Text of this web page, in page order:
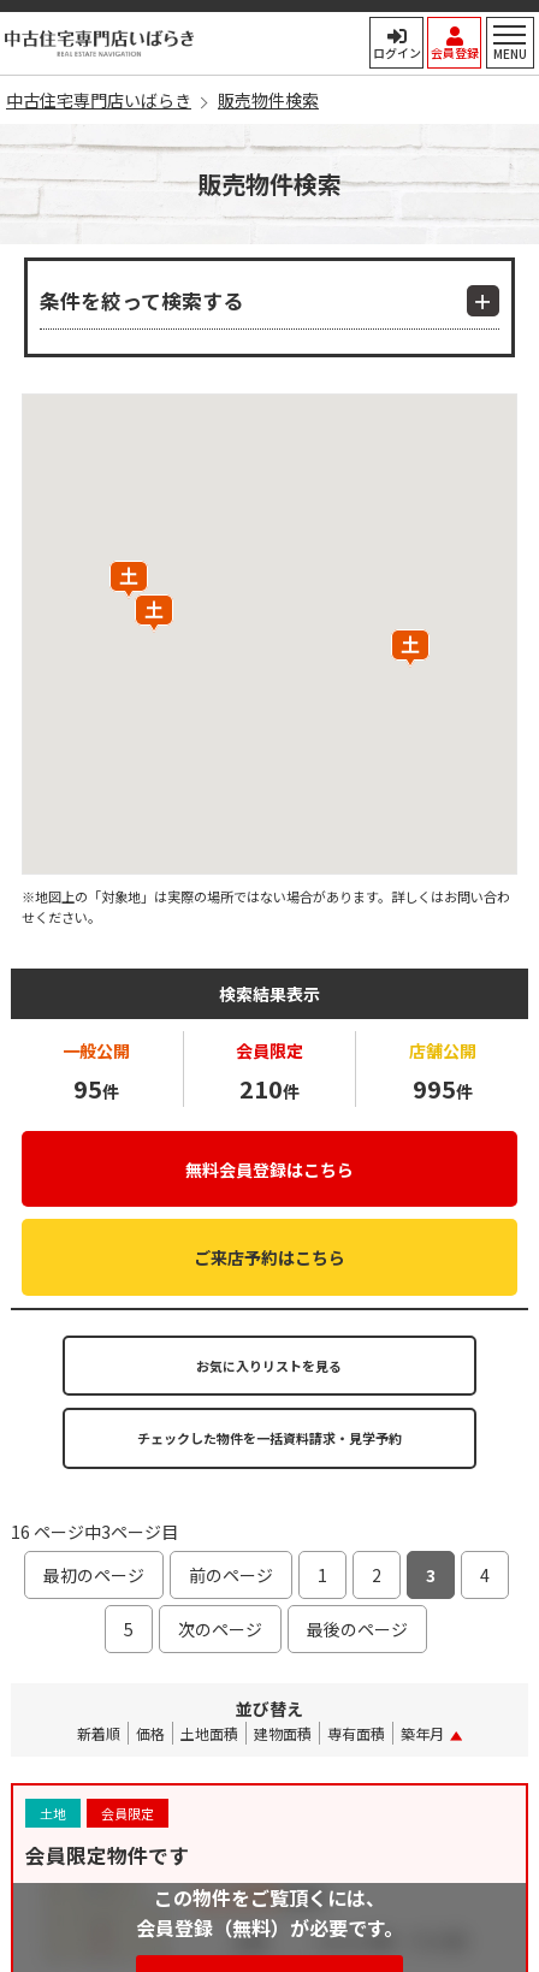
中古住宅専門店いばらき
ログイン 会員登録 MENU
中古住宅専門店いばらき 販売物件検索
販売物件検索
条件を絞って検索する
※地図上の「対象地」は実際の場所ではない場合があります。詳しくはお問い合わ
せください。
検索結果表示
一般公開
95件
会員限定
210件
店舗公開
995件
無料会員登録はこちら
ご来店予約はこちら
お気に入りリストを見る
16 ページ中3ページ目
最初のページ
前のページ 1 2 3 4
5 次のページ 最後のページ
並び替え
新着順 価格 土地面積 建物面積 専有面積 築年月
土地 会員限定
会員限定物件です
この物件をご覧頂くには、
会員登録（無料）が必要です。